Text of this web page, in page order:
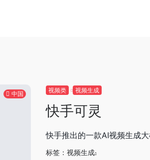
中国 视频类 视频生成
快手可灵
快手推出的一款AI视频生成
标签： 视频生成